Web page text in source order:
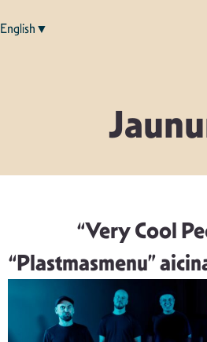
English▼
“Very Cool
“Plastmasmenu”